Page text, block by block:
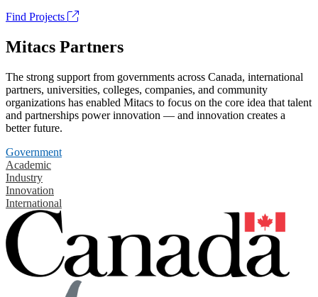
Find Projects
Mitacs Partners
The strong support from governments across Canada, international
partners, universities, colleges, companies, and community
organizations has enabled Mitacs to focus on the core idea that talent
and partnerships power innovation — and innovation creates a
better future.
Government
Academic
Industry
Innovation
International